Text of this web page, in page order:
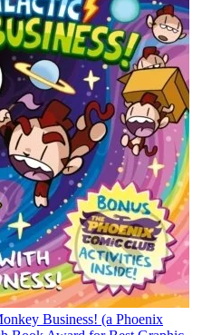
Business! (a Phoenix